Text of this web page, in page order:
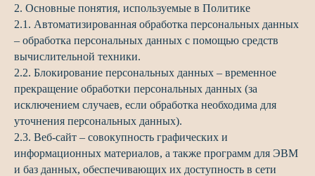
2. Основные понятия, используемые в Политике
2.1. Автоматизированная обработка персональных данных
– обработка персональных данных с помощью средств
вычислительной техники.
2.2. Блокирование персональных данных – временное
прекращение обработки персональных данных (за
исключением случаев, если обработка необходима для
уточнения персональных данных).
2.3. Веб-сайт – совокупность графических и
информационных материалов, а также программ для ЭВМ
и баз данных, обеспечивающих их доступность в сети